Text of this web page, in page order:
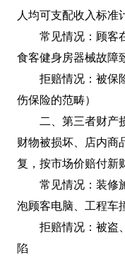
人均可支配收入标准
常见情况：顾客
食客健身房器械故障
拒赔情况：被保
伤保险的范畴）
二、第三者财产
财物被损坏、店内商
复，按市场价赔付新
常见情况：装修
泡顾客电脑、工程车
拒赔情况：被盗
陷